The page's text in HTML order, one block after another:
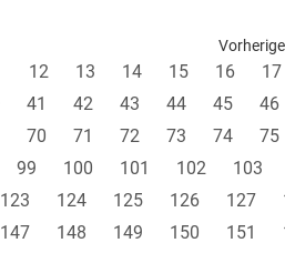
12 13 14 15 16 17
41 42 43 44 45 46
70 71 72 73 74 75
99 100 101 102 103
123 124 125 126 127
147 148 149 150 151